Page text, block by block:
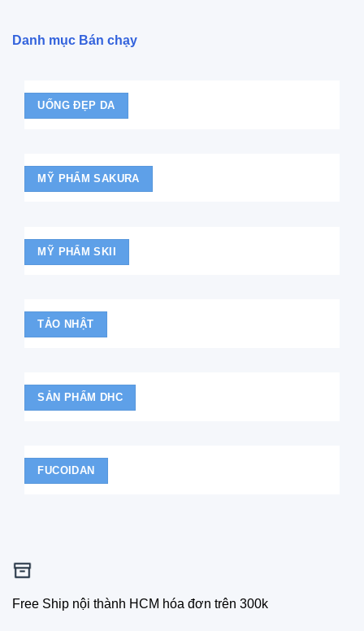
Danh mục Bán chạy
UỐNG ĐẸP DA
MỸ PHẨM SAKURA
MỸ PHẨM SKII
TẢO NHẬT
SẢN PHẨM DHC
FUCOIDAN
Free Ship nội thành HCM hóa đơn trên 300k